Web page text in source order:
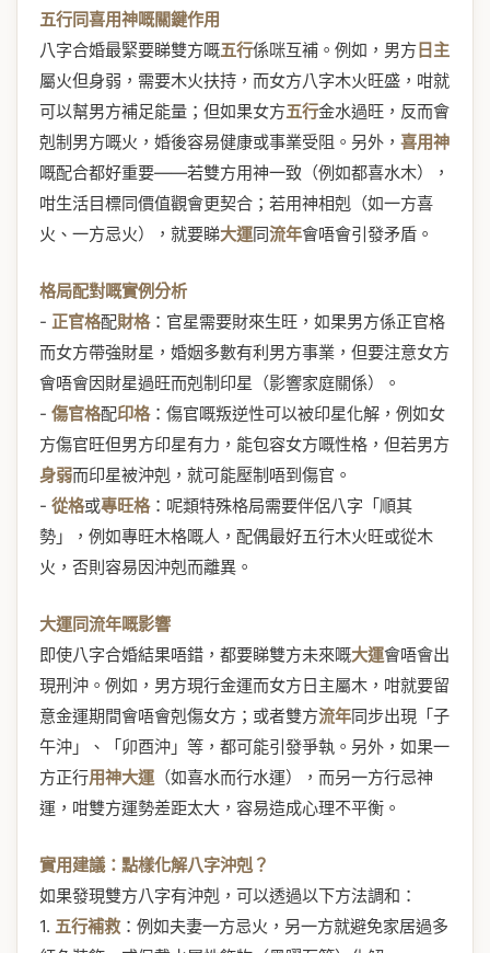
五行同喜用神嘅關鍵作用
八字合婚最緊要睇雙方嘅五行係咪互補。例如，男方 日主
屬火但身弱，需要木火扶持，而女方八字木火旺盛，咁就
可以幫男方補足能量；但如果女方五行金水過旺，反而會
剋制男方嘅火，婚後容易健康或事業受阻。另外， 喜用神
嘅配合都好重要——若雙方用神一致（例如都喜水木），
咁生活目標同價值觀會更契合；若用神相剋（如一方喜
火、一方忌火），就要睇大運同流年會唔會引發矛盾。
格局配對嘅實例分析
- 正官格配財格：官星需要財來生旺，如果男方係正官格
而女方帶強財星，婚姻多數有利男方事業，但要注意女方
會唔會因財星過旺而剋制印星（影響家庭關係）。
- 傷官格配印格：傷官嘅叛逆性可以被印星化解，例如女
方傷官旺但男方印星有力，能包容女方嘅性格，但若男方
身弱而印星被沖剋，就可能壓制唔到傷官。
- 從格或專旺格：呢類特殊格局需要伴侶八字「順其
勢」，例如專旺木格嘅人，配偶最好五行木火旺或從木
火，否則容易因沖剋而離異。
大運同流年嘅影響
即使八字合婚結果唔錯，都要睇雙方未來嘅大運會唔會出
現刑沖。例如，男方現行金運而女方日主屬木，咁就要留
意金運期間會唔會剋傷女方；或者雙方流年同步出現「子
午沖」、「卯酉沖」等，都可能引發爭執。另外，如果一
方正行用神大運 （如喜水而行水運），而另一方行忌神
運，咁雙方運勢差距太大，容易造成心理不平衡。
實用建議：點樣化解八字沖剋？
如果發現雙方八字有沖剋，可以透過以下方法調和：
1. 五行補救：例如夫妻一方忌火，另一方就避免家居過多